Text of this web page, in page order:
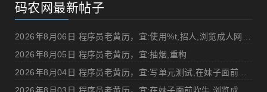
码农网最新帖子
2026年8月05日 程序员老黄历，宜:抽烟,重构